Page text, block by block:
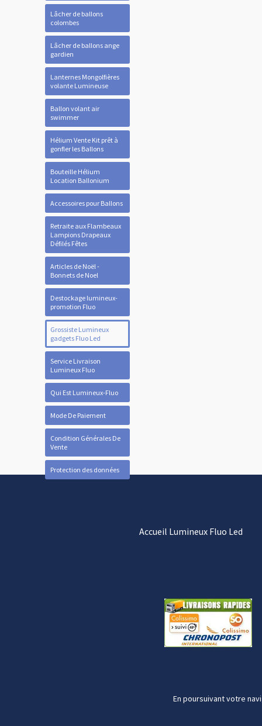
Lâcher de ballons
colombes
Lâcher de ballons ange
gardien
Lanternes Mongolfières
volante Lumineuse
Ballon volant air
swimmer
Hélium Vente Kit prêt à
gonfler les Ballons
Bouteille Hélium
Location Ballonium
Accessoires pour Ballons
Retraite aux Flambeaux
Lampions Drapeaux
Défilés Fêtes
Articles de Noël -
Bonnets de Noel
Destockage lumineux-
promotion Fluo
Grossiste Lumineux
gadgets Fluo Led
Service Livraison
Lumineux Fluo
Qui Est Lumineux-Fluo
Mode De Paiement
Condition Générales De
Vente
Protection des données
Accueil Lumineux Fluo Led
En poursuivant votre